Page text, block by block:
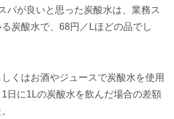
パが良いと思った炭酸水は、業務ス
炭酸水で、68円／Lほどの品でし
くはお酒やジュースで炭酸水を使用
日に1Lの炭酸水を飲んだ場合の差額